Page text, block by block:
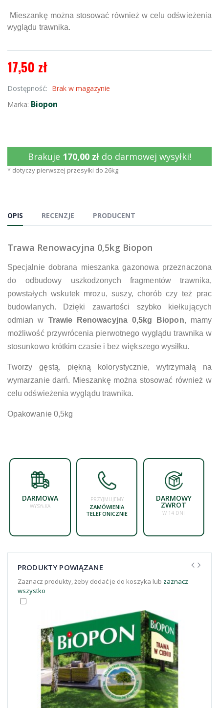
Mieszankę można stosować również w celu odświeżenia
wyglądu trawnika.
17,50 zł
Dostępność: Brak w magazynie
Marka: Biopon
Brakuje 170,00 zł do darmowej wysyłki!
* dotyczy pierwszej przesyłki do 26kg
OPIS RECENZJE PRODUCENT
Trawa Renowacyjna 0,5kg Biopon
Specjalnie dobrana mieszanka gazonowa przeznaczona
do odbudowy uszkodzonych fragmentów trawnika,
powstałych wskutek mrozu, suszy, chorób czy też prac
budowlanych. Dzięki zawartości szybko kiełkujących
odmian w Trawie Renowacyjna 0,5kg Biopon, mamy
możliwość przywrócenia pierwotnego wyglądu trawnika w
stosunkowo krótkim czasie i bez większego wysiłku.
Tworzy gęstą, piękną kolorystycznie, wytrzymałą na
wymarzanie darń. Mieszankę można stosować również w
celu odświeżenia wyglądu trawnika.
Opakowanie 0,5kg
DARMOWA
WYSYŁKA
PRZYJMUJEMY
ZAMÓWIENIA
TELEFONICZNIE
DARMOWY
ZWROT
W 14 DNI
PRODUKTY POWIĄZANE
Zaznacz produkty, żeby dodać je do koszyka lub zaznacz
wszystko